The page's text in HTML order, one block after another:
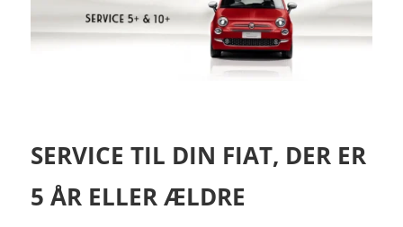
SERVICE TIL DIN FIAT, DER ER
5 ÅR ELLER ÆLDRE